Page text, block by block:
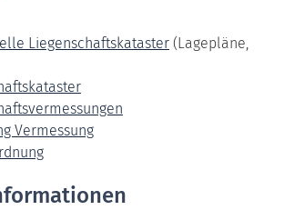
Liegenschaftskataster (Lagepläne,
Vermessung